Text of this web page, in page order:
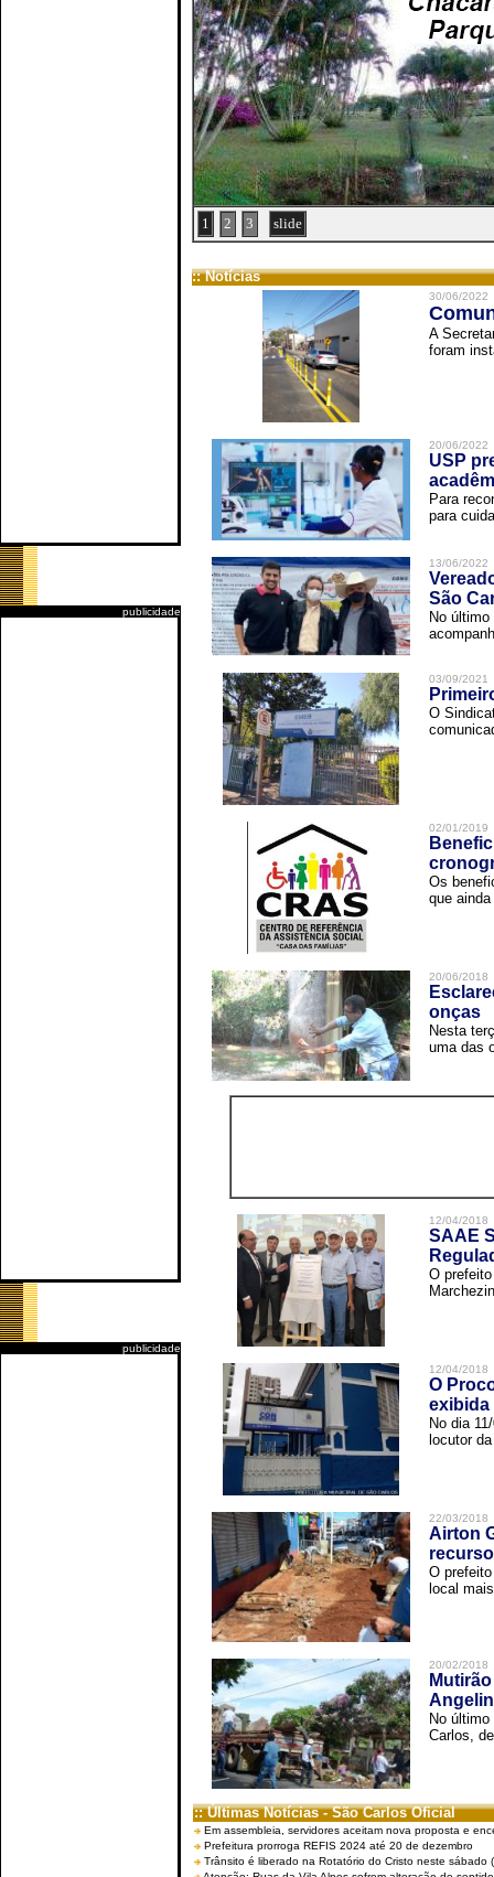
publicidade
publicidade
1 2 3 slide
:: Notícias
30/06/2022
A
foram
20/06/2022
USP
Para
para
13/06/2022
São
No
03/09/2021
O
02/01/2019
Os
que
20/06/2018
onças
Nesta
uma das
12/04/2018
SAAE
O
12/04/2018
O
exibida
No dia
locutor
22/03/2018
Airton
O
local
20/02/2018
No
Carlos,
:: Últimas Notícias - São Carlos Oficial
Em assembleia, servidores aceitam nova proposta e
Prefeitura prorroga REFIS 2024 até 20 de dezembro
Trânsito é liberado na Rotatório do Cristo neste sábado